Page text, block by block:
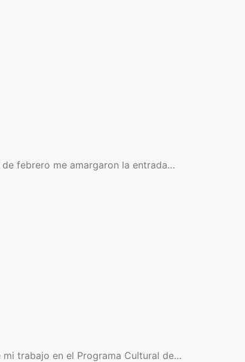
febrero me amargaron la entrada…
mi trabajo en el Programa Cultural de…